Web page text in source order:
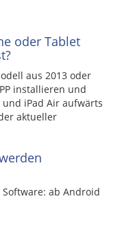
oder Tablet
aus 2013 oder
installieren und
iPad Air aufwärts
aktueller
ab Android